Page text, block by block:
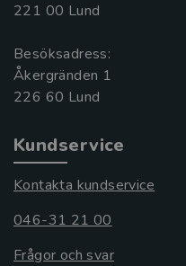
221 00 Lund
Besöksadress:
Åkergränden 1
Kundservice
Kontakta kundservice
046-31 21 00
Frågor och svar